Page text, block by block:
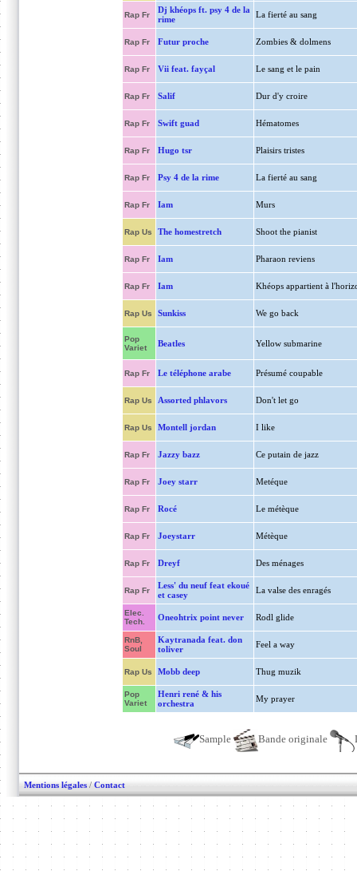
Rap Fr
Dj khéops ft. psy 4 de la
rime
La fierté au sang
Rap Fr Futur proche Zombies & dolmens
Rap Fr Vii feat. fayçal Le sang et le pain
Rap Fr Salif Dur d'y croire
Rap Fr Swift guad Hématomes
Rap Fr Hugo tsr Plaisirs tristes
Rap Fr Psy 4 de la rime La fierté au sang
Rap Fr Iam Murs
Rap Us The homestretch Shoot the pianist
Rap Fr Iam Pharaon reviens
Rap Fr Iam Khéops appartient à
Rap Us Sunkiss We go back
Pop
Variet
Beatles Yellow submarine
Rap Fr Le téléphone arabe Présumé coupable
Rap Us Assorted phlavors Don't let go
Rap Us Montell jordan I like
Rap Fr Jazzy bazz Ce putain de jazz
Rap Fr Joey starr Metéque
Rap Fr Rocé Le métèque
Rap Fr Joeystarr Métèque
Rap Fr Dreyf Des ménages
Rap Fr
Less' du neuf feat ekoué
et casey
La valse des enragés
Elec.
Tech.
Oneohtrix point never Rodl glide
RnB,
Soul
Kaytranada feat. don
toliver
Feel a way
Rap Us Mobb deep Thug muzik
Pop
Variet
Henri rené & his
orchestra
My prayer
Sample Bande originale
Mentions légales / Contact